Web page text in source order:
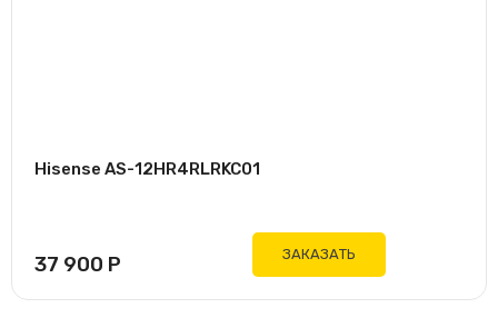
Hisense AS-12HR4RLRKC01
37 900 Р ЗАКАЗАТЬ